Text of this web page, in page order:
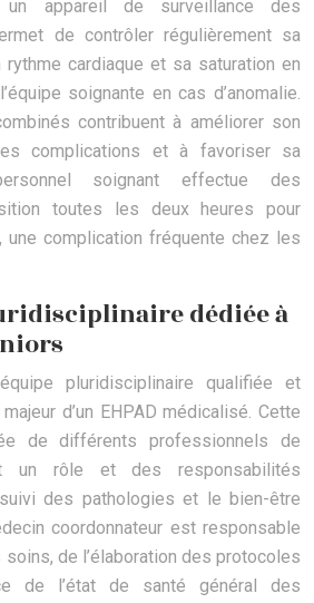
appareil de surveillance des
de contrôler régulièrement sa
cardiaque et sa saturation en
soignante en cas d’anomalie.
contribuent à améliorer son
complications et à favoriser sa
soignant effectue des
toutes les deux heures pour
une complication fréquente chez les
dédiée à
pluridisciplinaire qualifiée et
d’un EHPAD médicalisé. Cette
de différents professionnels de
un rôle et des responsabilités
des pathologies et le bien-être
coordonnateur est responsable
de l’élaboration des protocoles
de l’état de santé général des